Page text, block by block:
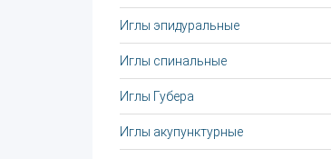
Иглы эпидуральные
Иглы спинальные
Иглы Губера
Иглы акупунктурные